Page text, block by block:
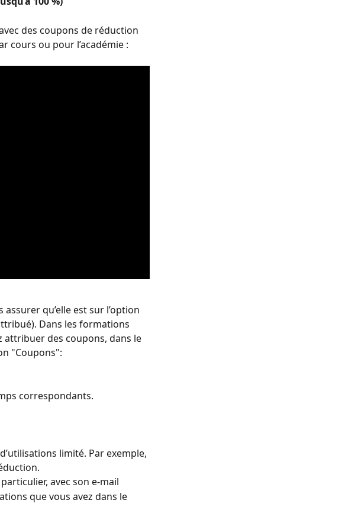
des coupons de réduction
cours ou pour l’académie :
qu’elle est sur l’option
Dans les formations
attribuer des coupons, dans le
"Coupons":
correspondants.
limité. Par exemple,
avec son e-mail
que vous avez dans le